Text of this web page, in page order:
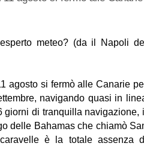
meteo? (da il Napoli del
agosto si fermò alle Canarie
navigando quasi in
giorni di tranquilla navigazione, il
delle Bahamas che chiamò
è la totale assenza